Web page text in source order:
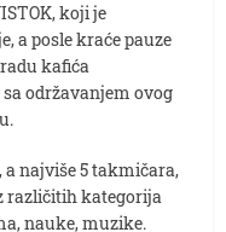
koji je
a posle kraće pauze
kafića
održavanjem ovog
a najviše 5 takmičara,
različitih kategorija
nauke, muzike.